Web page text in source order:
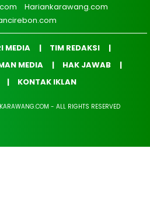
Hariankarawang.com
MEDIA
TIM REDAKSI
MEDIA
HAK JAWAB
KONTAK IKLAN
- ALL RIGHTS RESERVED